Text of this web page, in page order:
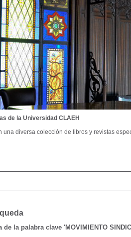
de la palabra clave 'MOVIMIENTO
de la Universidad CLAEH
una diversa colección de libros y revistas